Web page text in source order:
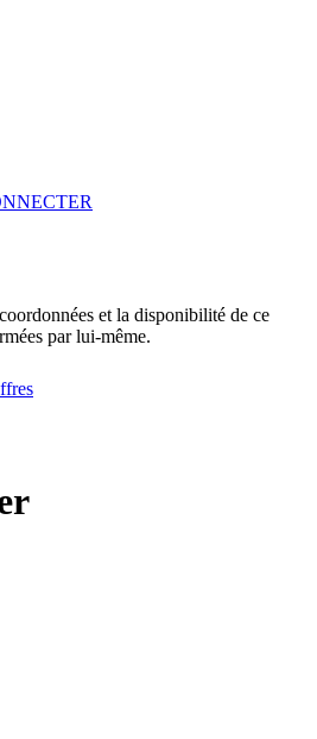
et la disponibilité de ce
par lui-même.